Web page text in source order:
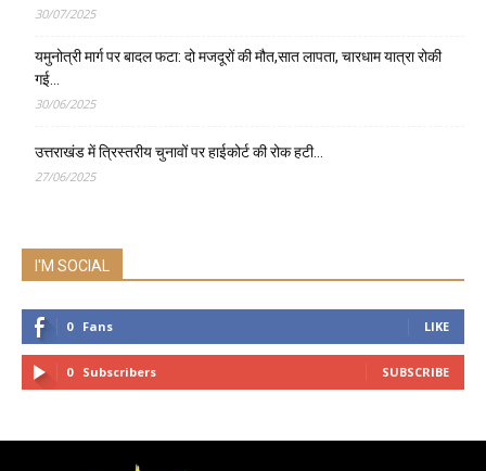
30/07/2025
यमुनोत्री मार्ग पर बादल फटा: दो मजदूरों की मौत,सात लापता, चारधाम यात्रा रोकी
गई…
30/06/2025
उत्तराखंड में त्रिस्तरीय चुनावों पर हाईकोर्ट की रोक हटी…
27/06/2025
I'M SOCIAL
0 Fans LIKE
0 Subscribers SUBSCRIBE